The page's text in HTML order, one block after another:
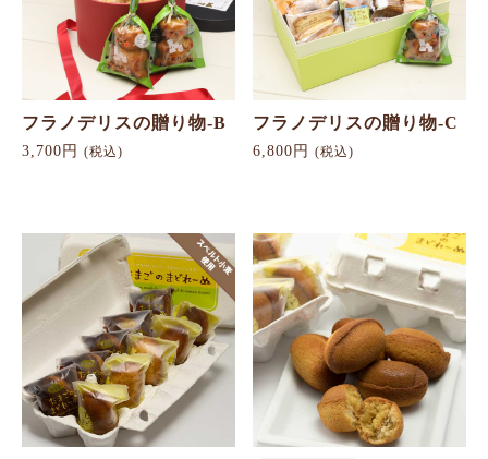
フラノデリスの贈り物-B
3,700円 (税込)
フラノデリスの贈り物-C
6,800円 (税込)